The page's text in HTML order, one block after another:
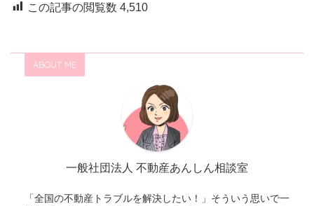
この記事の閲覧数 4,510
ABOUT ME
一般社団法人 不動産あんしん相談室
「全国の不動産トラブルを解決したい！」そういう思いで一